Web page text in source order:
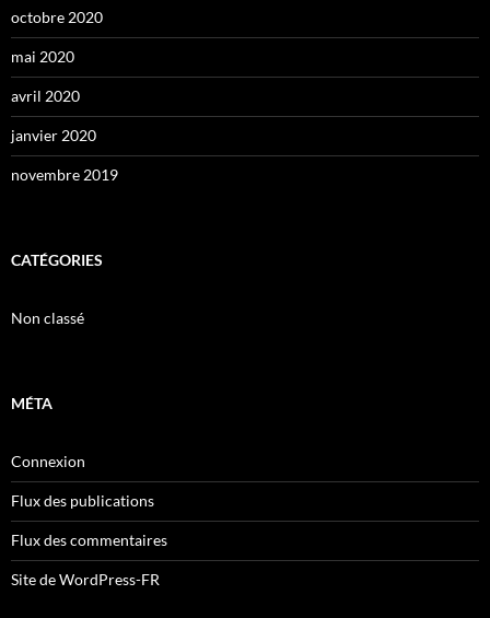
octobre 2020
mai 2020
avril 2020
janvier 2020
novembre 2019
CATÉGORIES
Non classé
MÉTA
Connexion
Flux des publications
Flux des commentaires
Site de WordPress-FR